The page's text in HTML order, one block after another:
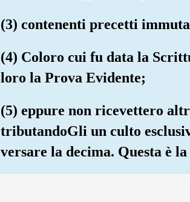
(3) contenenti precetti
(4) Coloro cui fu data la
loro la Prova Evidente;
(5) eppure non ricevettero
tributandoGli un culto
versare la decima. Questa è